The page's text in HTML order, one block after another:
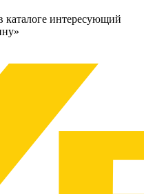
каталоге интересующий